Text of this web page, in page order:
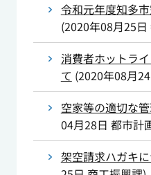
令和元年度知多
(2020年08月25日
消費者ホットラ
て (2020年08月
空家等の適切な
04月28日 都市計
架空請求ハガキ